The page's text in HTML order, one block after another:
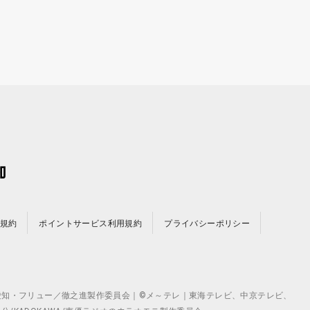
約 ポイントサービス利用規約 プライバシーポリシー
フリュー／徹之進製作委員会｜©メ～テレ｜東海テレビ、中京テレビ、